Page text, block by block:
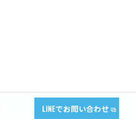
LINEでお問い合わせ